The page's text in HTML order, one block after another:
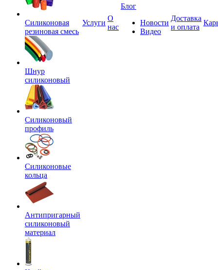
Силиконовая
резиновая смесь
Шнур
силиконовый
Силиконовый
профиль
Силиконовые
кольца
Антипригарный
силиконовый
материал
Услуги
О
нас
Блог
Новости
Видео
Доставка
и оплата